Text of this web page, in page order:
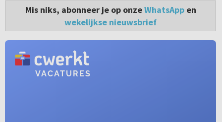
Mis niks, abonneer je op onzeWhatsAppen
wekelijkse nieuwsbrief